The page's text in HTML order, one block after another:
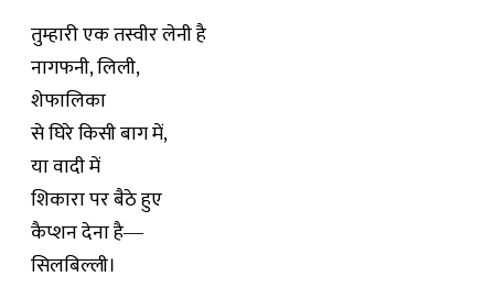
तुम्हारी एक तस्वीर लेनी है
नागफनी, लिली,
शेफालिका
से घिरे किसी बाग में,
या वादी में
शिकारा पर बैठे हुए
कैप्शन देना है―
सिलबिल्ली।